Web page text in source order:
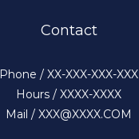
Contact
Phone / XX-XXX-XXX-XXX
Hours / XXXX-XXXX
Mail / XXX@XXXX.COM